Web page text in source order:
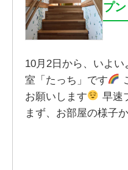
プン
10月2日から、いよ
室「たっち」です
お願いします
早速
まず、お部屋の様子